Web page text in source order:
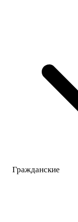
Гражданские